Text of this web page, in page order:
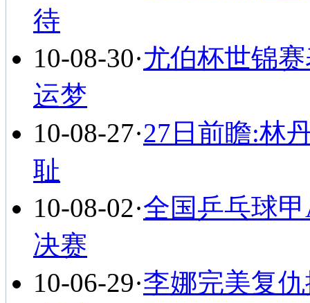
待
10-08-30·尤伯杯世锦
运梦
10-08-27·27日前瞻:林
耻
10-08-02·全国乒乓球
决赛
10-06-29·李娜完美复